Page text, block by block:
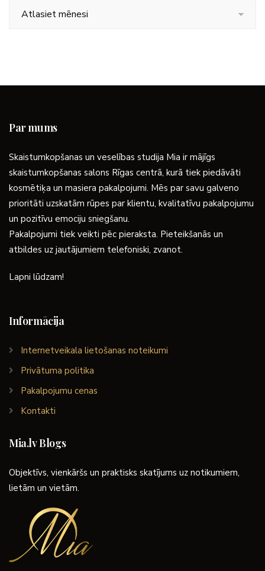
Par mums
Skaistumkopšanas un veselības studija Mia ir mājīgs
skaistumkopšanas salons Rīgas centrā, kurā tiek piedāvāti
kosmētiķa un masiera pakalpojumi. Mēs par savu galveno
prioritāti uzskatām rūpes par klientu, kvalitatīvu pakalpojumu
un pozitīvu emociju sniegšanu.
Pakalpojumi tiek veikti pēc pieraksta. Pieteikšanās un
atbildes uz jautājumiem telefoniski, zvanot.
Lapni lūdzam!
Informācija
Internetveikala lietošanas noteikumi
Privātuma politika
Pakalpojumu cenas
Kontakti
Mia.lv Blogs
Objektīvs, vienkāršs un praktisks skatījums uz notikumiem,
lietām un vietām.